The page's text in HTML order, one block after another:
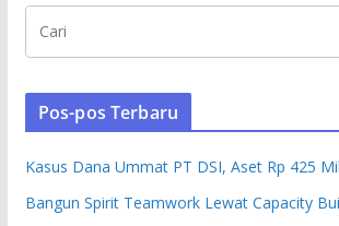
Pos-pos Terbaru
Kasus Dana Ummat PT DSI, Aset Rp 425
Bangun Spirit Teamwork Lewat Capacity